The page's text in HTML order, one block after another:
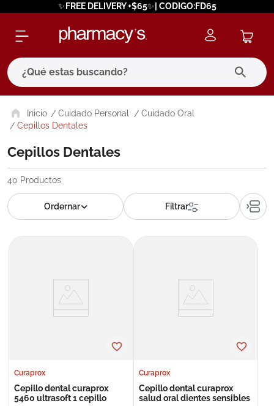
✨FREE DELIVERY +$65✨| CODIGO:FD65
¿Qué estas buscando?
Cuidado Personal
Cuidado Oral
Cepillos Dentales
Cepillos Dentales
40 Productos
Curaprox
Cepillo dental curaprox
5460 ultrasoft 1 cepillo
Curaprox
Cepillo dental curaprox
salud oral dientes sensibles
términos más buscados
2. protector solar
3. bioderma
5. cerave
roche posay